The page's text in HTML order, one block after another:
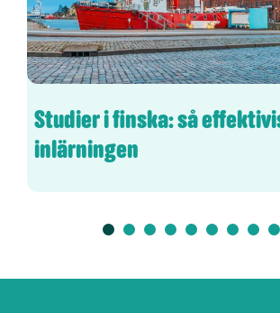
Studier i finska: så
inlärningen